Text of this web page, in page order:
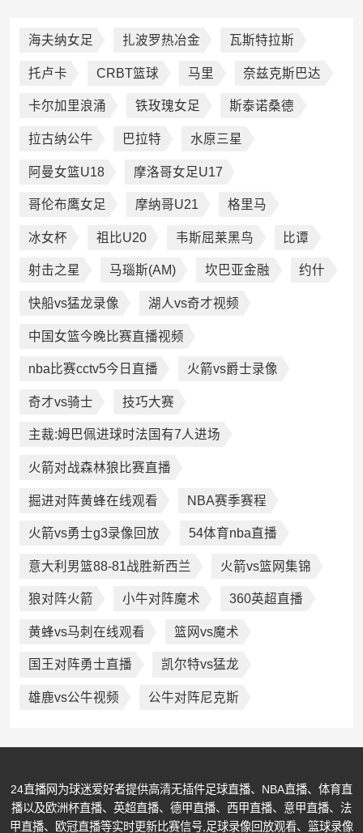
海夫纳女足 扎波罗热冶金 瓦斯特拉斯
托卢卡 CRBT篮球 马里 奈兹克斯巴达
卡尔加里浪涌 铁玫瑰女足 斯泰诺桑德
拉古纳公牛 巴拉特 水原三星
阿曼女篮U18 摩洛哥女足U17
哥伦布鹰女足 摩纳哥U21 格里马
冰女杯 祖比U20 韦斯屈莱黑鸟 比谭
射击之星 马瑙斯(AM) 坎巴亚金融 约什
快船vs猛龙录像 湖人vs奇才视频
中国女篮今晚比赛直播视频
nba比赛cctv5今日直播 火箭vs爵士录像
奇才vs骑士 技巧大赛
主裁:姆巴佩进球时法国有7人进场
火箭对战森林狼比赛直播
掘进对阵黄蜂在线观看 NBA赛季赛程
火箭vs勇士g3录像回放 54体育nba直播
意大利男篮88-81战胜新西兰 火箭vs篮网集锦
狼对阵火箭 小牛对阵魔术 360英超直播
黄蜂vs马刺在线观看 篮网vs魔术
国王对阵勇士直播 凯尔特vs猛龙
雄鹿vs公牛视频 公牛对阵尼克斯
24直播网为球迷爱好者提供高清无插件足球直播、NBA直播、体育直
播以及欧洲杯直播、英超直播、德甲直播、西甲直播、意甲直播、法
甲直播、欧冠直播等实时更新比赛信号,足球录像回放观看、篮球录像